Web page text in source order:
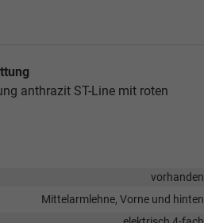
anthrazit ST-Line mit roten
vorhanden
Mittelarmlehne, Vorne und hinten